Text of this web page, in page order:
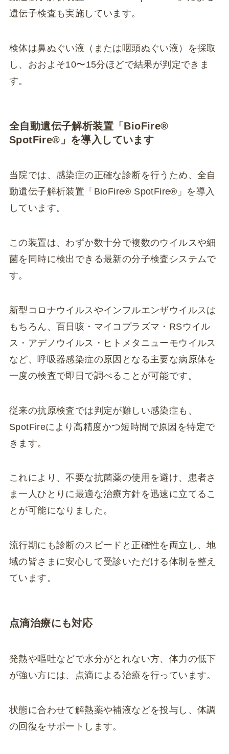
遺伝子検査も実施しています。
検体は鼻ぬぐい液（または咽頭ぬぐい液）を採取
し、おおよそ10〜15分ほどで結果が判定できま
す。
全自動遺伝子解析装置「BioFire®
SpotFire®」を導入しています
当院では、感染症の正確な診断を行うため、全自
動遺伝子解析装置「BioFire® SpotFire®」を導入
しています。
この装置は、わずか数十分で複数のウイルスや細
菌を同時に検出できる最新の分子検査システムで
す。
新型コロナウイルスやインフルエンザウイルスは
もちろん、百日咳・マイコプラズマ・RSウイル
ス・アデノウイルス・ヒトメタニューモウイルス
など、呼吸器感染症の原因となる主要な病原体を
一度の検査で即日で調べることが可能です。
従来の抗原検査では判定が難しい感染症も、
SpotFireにより高精度かつ短時間で原因を特定で
きます。
これにより、不要な抗菌薬の使用を避け、患者さ
ま一人ひとりに最適な治療方針を迅速に立てるこ
とが可能になりました。
流行期にも診断のスピードと正確性を両立し、地
域の皆さまに安心して受診いただける体制を整え
ています。
点滴治療にも対応
発熱や嘔吐などで水分がとれない方、体力の低下
が強い方には、点滴による治療を行っています。
状態に合わせて解熱薬や補液などを投与し、体調
の回復をサポートします。